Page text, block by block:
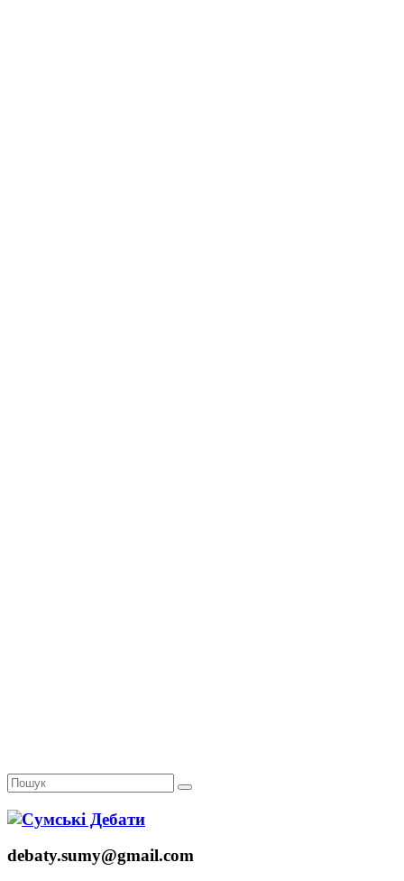
debaty.sumy@gmail.com